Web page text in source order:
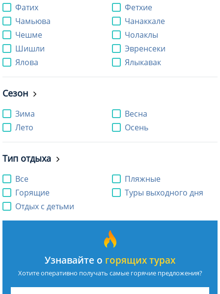
Фатих
Фетхие
Чамьюва
Чанаккале
Чешме
Чолаклы
Шишли
Эвренсеки
Ялова
Ялыкавак
Сезон
Зима
Весна
Лето
Осень
Тип отдыха
Все
Пляжные
Горящие
Туры выходного дня
Отдых с детьми
Узнавайте о горящих турах
Хотите оперативно получать самые горячие предложения?